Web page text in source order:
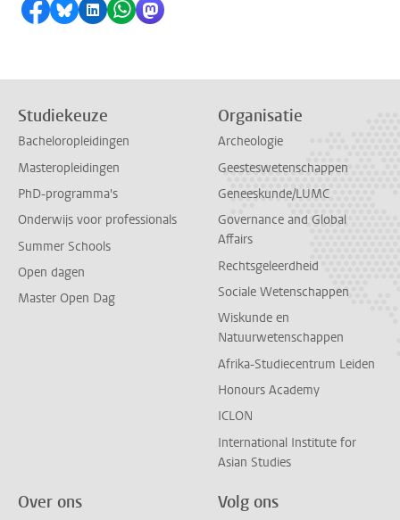
Delen op Facebook
Delen via Bluesky
Delen op LinkedIn
Delen via WhatsApp
Delen via Mastodon
Studiekeuze
Bacheloropleidingen
Masteropleidingen
PhD-programma's
Onderwijs voor professionals
Summer Schools
Open dagen
Master Open Dag
Organisatie
Archeologie
Geesteswetenschappen
Geneeskunde/LUMC
Governance and Global
Affairs
Rechtsgeleerdheid
Sociale Wetenschappen
Wiskunde en
Natuurwetenschappen
Afrika-Studiecentrum Leiden
Honours Academy
ICLON
International Institute for
Asian Studies
Over ons Volg ons